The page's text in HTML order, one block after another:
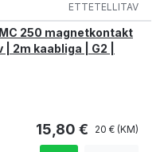
ETTETELLITAV
250 magnetkontakt
| 2m kaabliga | G2 |
15,80 € 20 €